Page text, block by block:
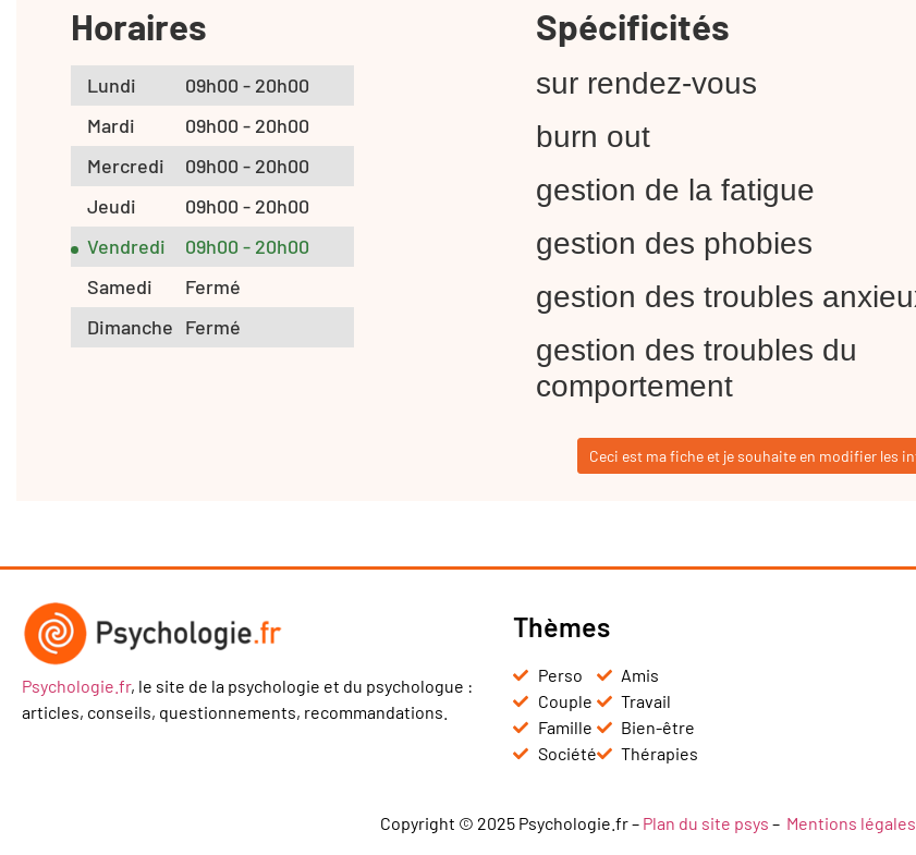
Horaires
Lundi
09h00 - 20h00
Mardi
09h00 - 20h00
Mercredi
09h00 - 20h00
Jeudi
09h00 - 20h00
Vendredi
09h00 - 20h00
Samedi
Fermé
Dimanche Fermé
Spécificités
sur rendez-vous
burn out
gestion de la fatigue
gestion des phobies
gestion des troubles
gestion des troubles du
comportement
Ceci est ma fiche et je souhaite en modifier les
Psychologie.fr, le site de la psychologie et du psychologue :
articles, conseils, questionnements, recommandations.
Thèmes
Perso
Couple
Famille
Société
Amis
Travail
Bien-être
Thérapies
Copyright © 2025 Psychologie.fr – Plan du site psys – Mentions légales